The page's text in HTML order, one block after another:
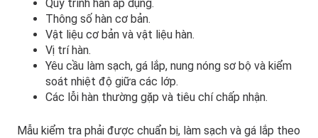
Quy trình hàn áp dụng.
Thông số hàn cơ bản.
Vật liệu cơ bản và vật liệu hàn.
Vị trí hàn.
Yêu cầu làm sạch, gá lắp, nung nóng sơ bộ và kiểm
soát nhiệt độ giữa các lớp.
Các lỗi hàn thường gặp và tiêu chí chấp nhận.
Mẫu kiểm tra phải được chuẩn bị, làm sạch và gá lắp theo